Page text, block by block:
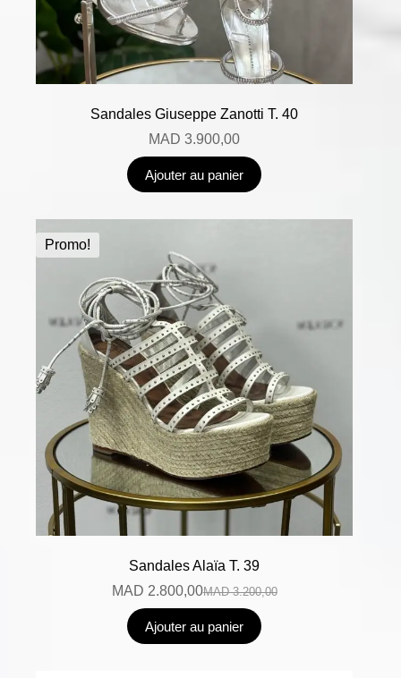
Sandales Giuseppe Zanotti T. 40
MAD 3.900,00
Ajouter au panier
Promo!
Sandales Alaïa T. 39
MAD3.200,00
MAD 2.800,00
Ajouter au panier